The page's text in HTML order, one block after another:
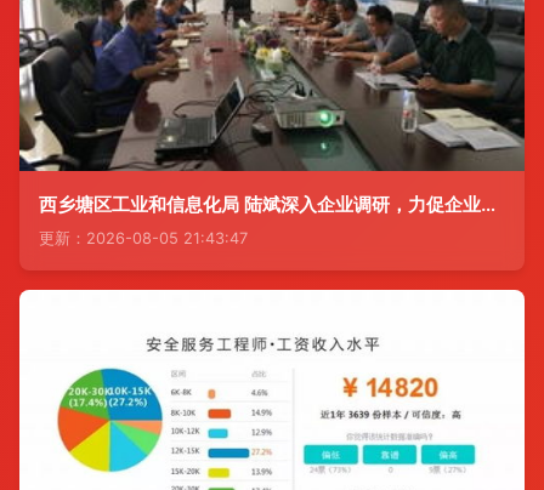
西乡塘区工业和信息化局 陆斌深入企业调研，力促企业转型升级与市场调研服务
更新：2026-08-05 21:43:47